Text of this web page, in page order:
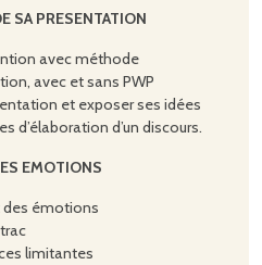
SA PRESENTATION
avec méthode
avec et sans PWP
et exposer ses idées
d’élaboration d’un discours.
EMOTIONS
des émotions
limitantes